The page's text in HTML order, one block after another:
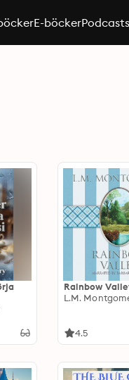
E-böckerPodcasts
Rainbow
L.M.
4.5